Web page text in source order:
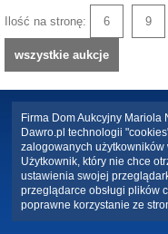
Ilość na stronę: 6 9
wszystkie aukcje
Firma Dom Aukcyjny Mariola
Dawro.pl technologii
zalogowanych
Użytkownik, który nie chce
ustawienia swojej
przeglądarce obsługi plików
poprawne korzystanie ze